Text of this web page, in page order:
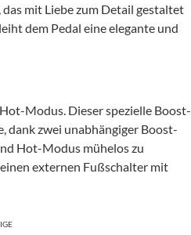
mit Liebe zum Detail gestaltet
dem Pedal eine elegante und
Modus. Dieser spezielle Boost-
dank zwei unabhängiger Boost-
Hot-Modus mühelos zu
externen Fußschalter mit